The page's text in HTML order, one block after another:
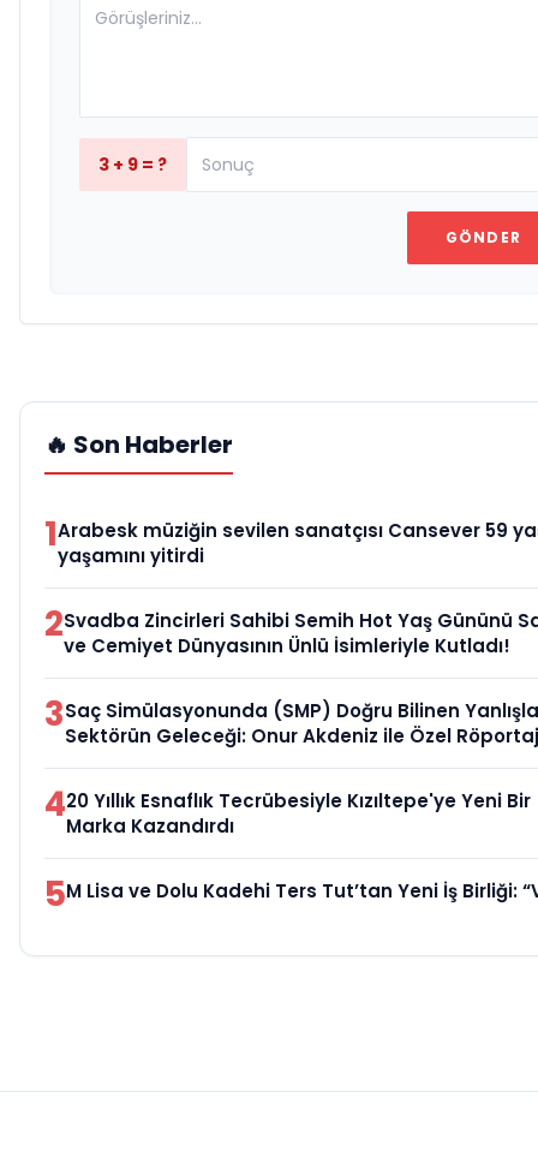
3 + 9 = ?
GÖNDER
🔥 Son Haberler
1Arabesk müziğin sevilen sanatçısı Cansever 59
yaşamını yitirdi
2Svadba Zincirleri Sahibi Semih Hot Yaş Gününü
ve Cemiyet Dünyasının Ünlü İsimleriyle Kutladı!
3Saç Simülasyonunda (SMP) Doğru Bilinen
Sektörün Geleceği: Onur Akdeniz ile Özel Röportaj
420 Yıllık Esnaflık Tecrübesiyle Kızıltepe'ye Yeni Bir
Marka Kazandırdı
5M Lisa ve Dolu Kadehi Ters Tut’tan Yeni İş Birliği: